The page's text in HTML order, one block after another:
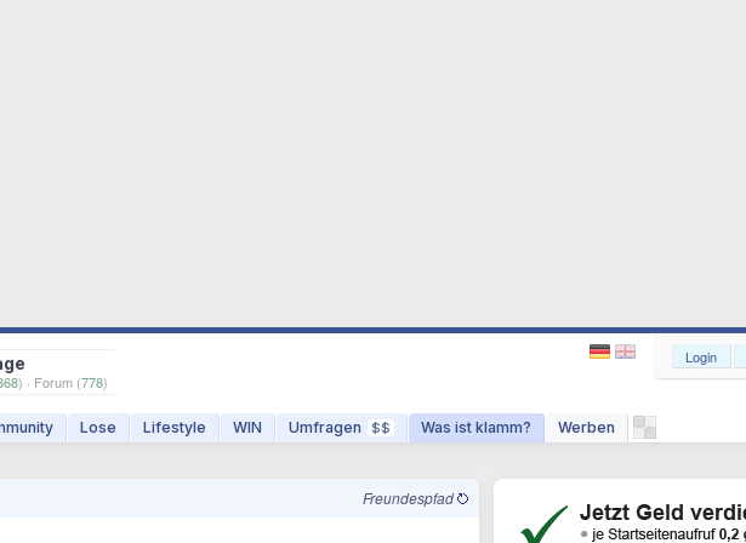
) · Forum (778)
Lose Lifestyle WIN Umfragen $$ Was ist klamm? Werben
Login
Freundespfad